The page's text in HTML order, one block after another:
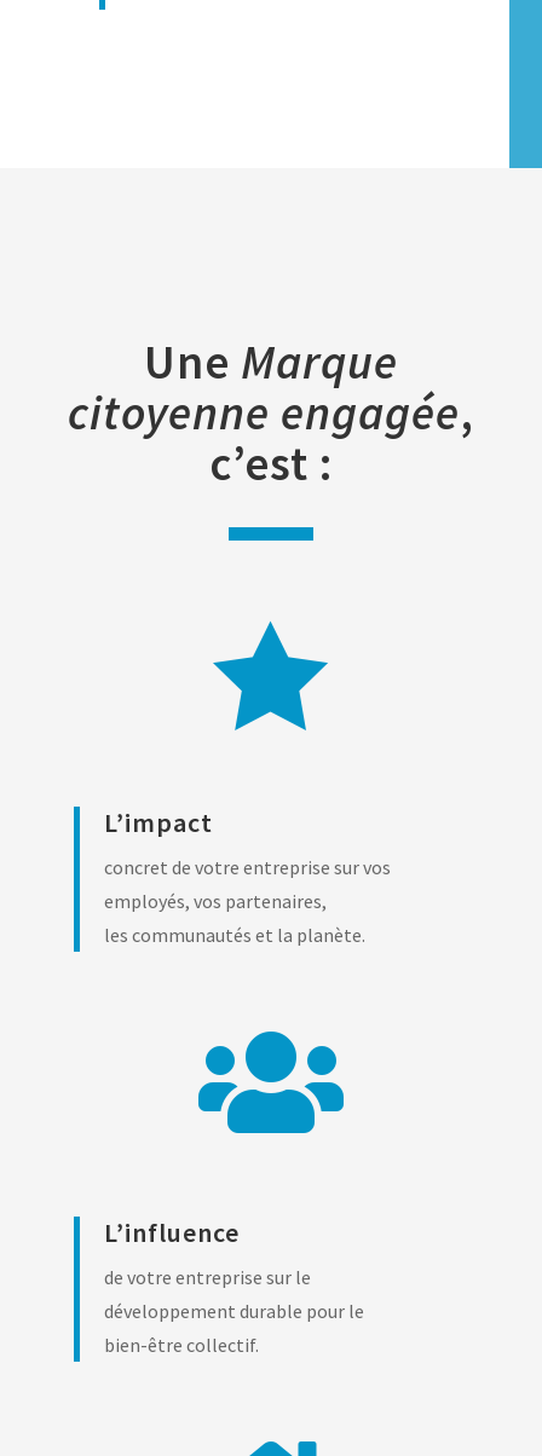
Une Marque
citoyenne engagée,
c’est :

L’impact
concret de votre entreprise sur vos
employés, vos partenaires,
les communautés et la planète.

L’influence
de votre entreprise sur le
développement durable pour le
bien-être collectif.